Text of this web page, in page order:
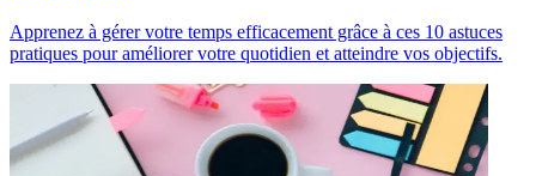
Apprenez à gérer votre temps efficacement grâce à ces 10 astuces
pratiques pour améliorer votre quotidien et atteindre vos objectifs.